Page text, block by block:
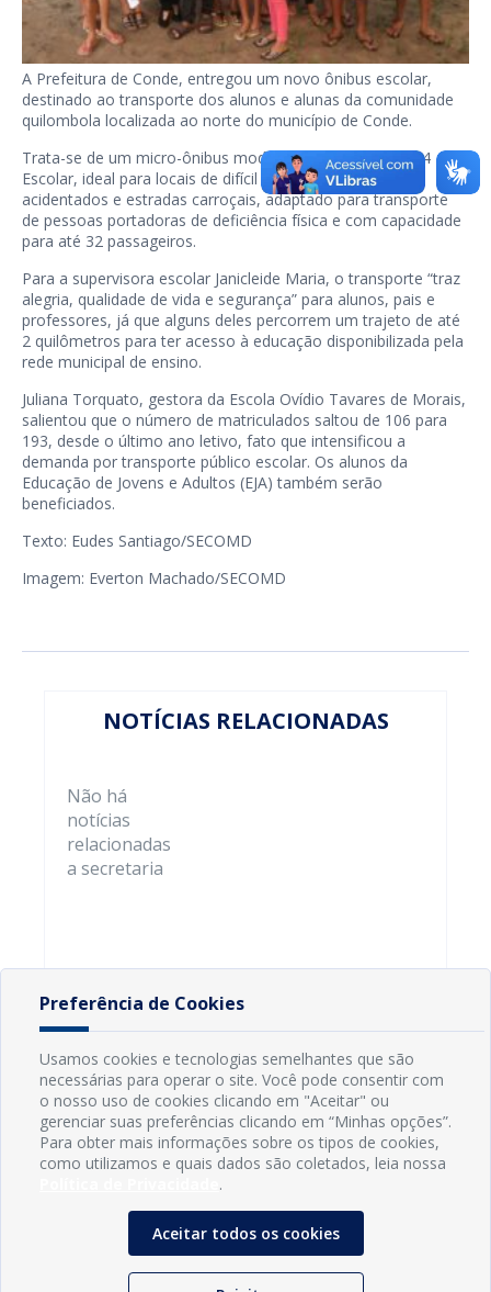
A Prefeitura de Conde, entregou um novo ônibus escolar,
destinado ao transporte dos alunos e alunas da comunidade
quilombola localizada ao norte do município de Conde.
Trata-se de um micro-ônibus modelo Volare Attack 8 4×4
Escolar, ideal para locais de difícil acesso, terrenos
acidentados e estradas carroçais, adaptado para transporte
de pessoas portadoras de deficiência física e com capacidade
para até 32 passageiros.
Para a supervisora escolar Janicleide Maria, o transporte “traz
alegria, qualidade de vida e segurança” para alunos, pais e
professores, já que alguns deles percorrem um trajeto de até
2 quilômetros para ter acesso à educação disponibilizada pela
rede municipal de ensino.
Juliana Torquato, gestora da Escola Ovídio Tavares de Morais,
salientou que o número de matriculados saltou de 106 para
193, desde o último ano letivo, fato que intensificou a
demanda por transporte público escolar. Os alunos da
Educação de Jovens e Adultos (EJA) também serão
beneficiados.
Texto: Eudes Santiago/SECOMD
Imagem: Everton Machado/SECOMD
NOTÍCIAS RELACIONADAS
Não há
notícias
relacionadas
a secretaria
INFORMAÇÕES
Município de Conde - PB
Preferência de Cookies
Usamos cookies e tecnologias semelhantes que são
necessárias para operar o site. Você pode consentir com
o nosso uso de cookies clicando em "Aceitar" ou
gerenciar suas preferências clicando em “Minhas opções”.
Para obter mais informações sobre os tipos de cookies,
como utilizamos e quais dados são coletados, leia nossa
.
Aceitar todos os cookies